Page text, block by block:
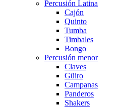
Percusión Latina
Cajón
Quinto
Tumba
Timbales
Bongo
Percusión menor
Claves
Güiro
Campanas
Panderos
Shakers